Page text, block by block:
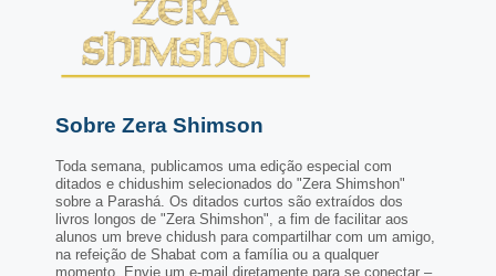
Sobre Zera Shimson
Toda semana, publicamos uma edição especial com
ditados e chidushim selecionados do "Zera Shimshon"
sobre a Parashá. Os ditados curtos são extraídos dos
livros longos de "Zera Shimshon", a fim de facilitar aos
alunos um breve chidush para compartilhar com um amigo,
na refeição de Shabat com a família ou a qualquer
momento. Envie um e-mail diretamente para se conectar –